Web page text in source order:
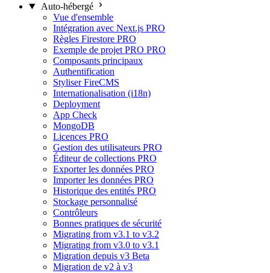
Auto-hébergé
Vue d'ensemble
Intégration avec Next.js PRO
Règles Firestore PRO
Exemple de projet PRO PRO
Composants principaux
Authentification
Styliser FireCMS
Internationalisation (i18n)
Deployment
App Check
MongoDB
Licences PRO
Gestion des utilisateurs PRO
Éditeur de collections PRO
Exporter les données PRO
Importer les données PRO
Historique des entités PRO
Stockage personnalisé
Contrôleurs
Bonnes pratiques de sécurité
Migrating from v3.1 to v3.2
Migrating from v3.0 to v3.1
Migration depuis v3 Beta
Migration de v2 à v3